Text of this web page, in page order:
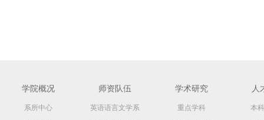
学院概况
系所中心
师资队伍
英语语言文学系
学术研究
重点学科
人
本